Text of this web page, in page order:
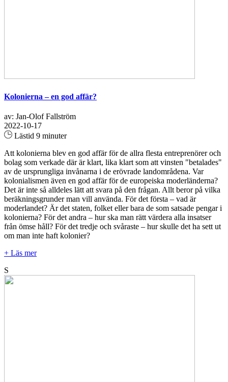
Kolonierna – en god affär?
av: Jan-Olof Fallström
2022-10-17
Lästid 9 minuter
Att kolonierna blev en god affär för de allra flesta entreprenörer och
bolag som verkade där är klart, lika klart som att vinsten "betalades"
av de ursprungliga invånarna i de erövrade landområdena. Var
kolonialismen även en god affär för de europeiska moderländerna?
Det är inte så alldeles lätt att svara på den frågan. Allt beror på vilka
beräkningsgrunder man vill använda. För det första – vad är
moderlandet? Är det staten, folket eller bara de som satsade pengar i
kolonierna? För det andra – hur ska man rätt värdera alla insatser
från ömse håll? För det tredje och svåraste – hur skulle det ha sett ut
om man inte haft kolonier?
+ Läs mer
S